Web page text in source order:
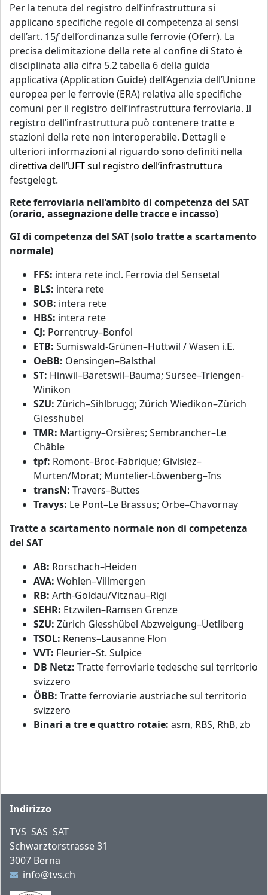
Per la tenuta del registro dell’infrastruttura si
applicano specifiche regole di competenza ai sensi
dell’art. 15fdell’ordinanza sulle ferrovie (Oferr). La
precisa delimitazione della rete al confine di Stato è
disciplinata alla cifra 5.2 tabella 6 della guida
applicativa (Application Guide) dell’Agenzia dell’Unione
europea per le ferrovie (ERA) relativa alle specifiche
comuni per il registro dell’infrastruttura ferroviaria. Il
registro dell’infrastruttura può contenere tratte e
stazioni della rete non interoperabile. Dettagli e
ulteriori informazioni al riguardo sono definiti nella
direttiva dell’UFT sul registro dell’infrastruttura
festgelegt.
Rete ferroviaria nell’ambito di competenza del SAT
(orario, assegnazione delle tracce e incasso)
GI di competenza del SAT (solo tratte a scartamento
normale)
FFS: intera rete incl. Ferrovia del Sensetal
BLS: intera rete
SOB: intera rete
HBS: intera rete
CJ: Porrentruy–Bonfol
ETB: Sumiswald-Grünen–Huttwil / Wasen i.E.
OeBB: Oensingen–Balsthal
ST: Hinwil–Bäretswil–Bauma; Sursee–Triengen-
Winikon
SZU: Zürich–Sihlbrugg; Zürich Wiedikon–Zürich
Giesshübel
TMR: Martigny–Orsières; Sembrancher–Le
Châble
tpf: Romont–Broc-Fabrique; Givisiez–
Murten/Morat; Muntelier-Löwenberg–Ins
transN: Travers–Buttes
Travys: Le Pont–Le Brassus; Orbe–Chavornay
Tratte a scartamento normale non di competenza
del SAT
AB: Rorschach–Heiden
AVA: Wohlen–Villmergen
RB: Arth-Goldau/Vitznau–Rigi
SEHR: Etzwilen–Ramsen Grenze
SZU: Zürich Giesshübel Abzweigung–Üetliberg
TSOL: Renens–Lausanne Flon
VVT: Fleurier–St. Sulpice
DB Netz: Tratte ferroviarie tedesche sul territorio
svizzero
ÖBB: Tratte ferroviarie austriache sul territorio
svizzero
Binari a tre e quattro rotaie: asm, RBS, RhB, zb
Piè di pagina
Indirizzo
TVS SAS SAT
Schwarztorstrasse 31
3007 Berna
info@tvs.ch